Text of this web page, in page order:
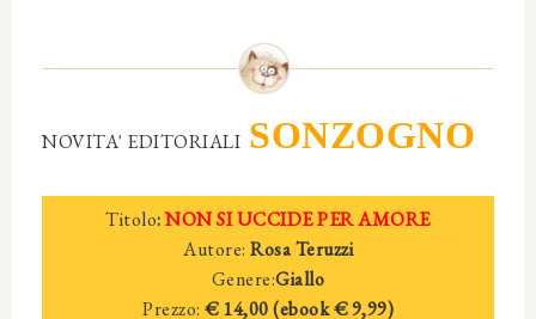
NOVITA' EDITORIALI SONZOGNO
Titolo:NON SI UCCIDE PER AMORE
Autore: Rosa Teruzzi
Genere:Giallo
Prezzo: € 14,00 (ebook € 9,99)